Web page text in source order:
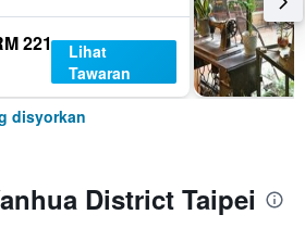
221
Lihat
Tawaran
disyorkan
District Taipei